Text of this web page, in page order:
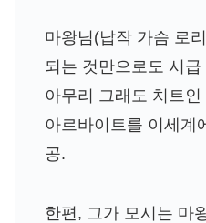
마왕님(납작 가슴 로
되는 것만으로도 시
아무리 그래도 치트
아르바이트를 이세계
공.
한편, 그가 모시는 마